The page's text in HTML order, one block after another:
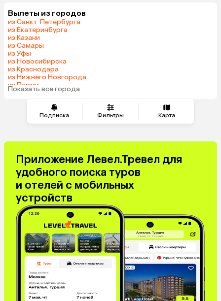
Подписка Фильтры Карта
Вылеты из городов
из Санкт-Петербурга
из Екатеринбурга
из Казани
из Самары
из Уфы
из Новосибирска
из Краснодара
из Нижнего Новгорода
из Перми
из Сочи
Показать все города
Приложение Левел.Тревел для
удобного поиска туров
и отелей с мобильных
устройств